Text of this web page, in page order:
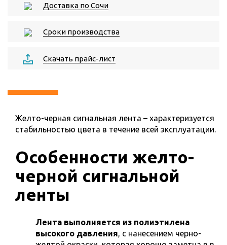
Доставка по Сочи
Сроки производства
Скачать прайс-лист
Желто-черная сигнальная лента – характеризуется
стабильностью цвета в течение всей эксплуатации.
Особенности желто-
черной сигнальной
ленты
Лента выполняется из полиэтилена
высокого давления, с нанесением черно-